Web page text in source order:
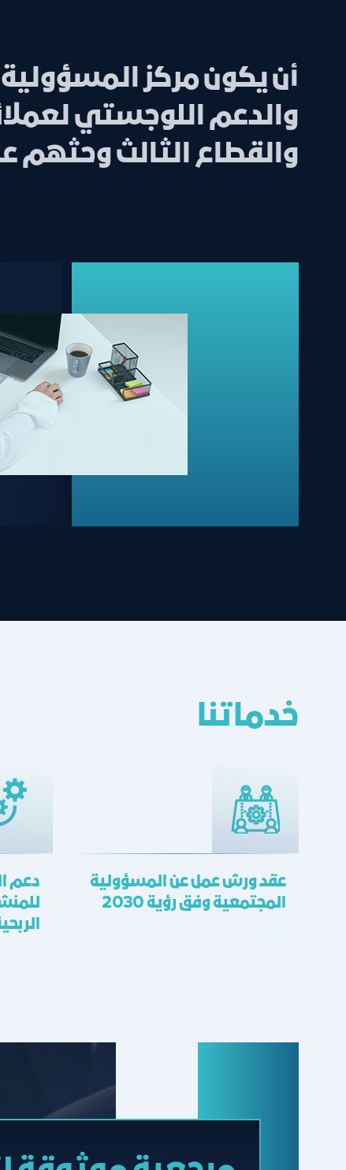
أن يكون مركز
والدعم اللوجستي
والقطاع الثالث وحثهم
خدماتنا
عقد ورش عمل عن المسؤولية
المجتمعية وفق رؤية 2030
دعم